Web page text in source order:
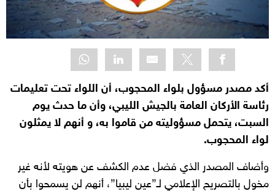
أكد مصدر مسؤول بلواء المحجوب، أن اللواء تحت تعليمات
رئاسة الأركان العامة بالجيش الليبي، وأن ما حدث يوم
السبت، يتحمل مسؤوليته من قاموا به، و أنهم لا يمثلون
لواء المحجوب.
وأضاف المصدر الذي فضل عدم الكشف عن هويته لأنه غير
مخول بالتصريح الإعلامي لـ”عين ليبيا”، أنهم لن يسمحوا بأن